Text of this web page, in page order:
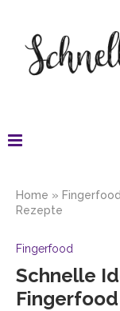
Home » Fingerfood
Rezepte
Fingerfood
Schnelle